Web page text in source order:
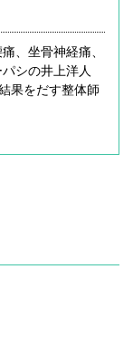
、坐骨神経痛、
シの井上洋人
果をだす整体師